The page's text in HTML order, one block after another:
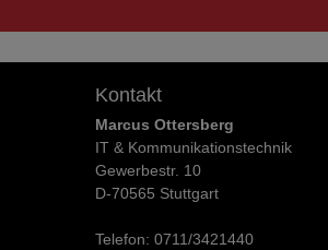
Kontakt
Marcus Ottersberg
IT & Kommunikationstechnik
Gewerbestr. 10
D-70565 Stuttgart
Telefon: 0711/3421440